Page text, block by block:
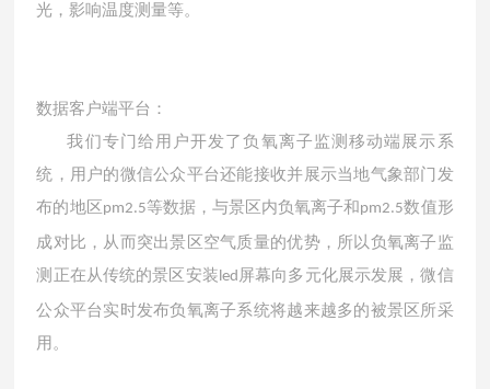
光，影响温度测量等。
数据客户端平台：
我们专门给用户开发了负氧离子监测移动端展示系
统，用户的微信公众平台还能接收并展示当地气象部门发
布的地区pm2.5等数据，与景区内负氧离子和 pm2.5数值形
成对比，从而突出景区空气质量的优势，所以负氧离子监
测正在从传统的景区安装led 屏幕向多元化展示发展，微信
公众平台实时发布负氧离子系统将越来越多的被景区所采
用。